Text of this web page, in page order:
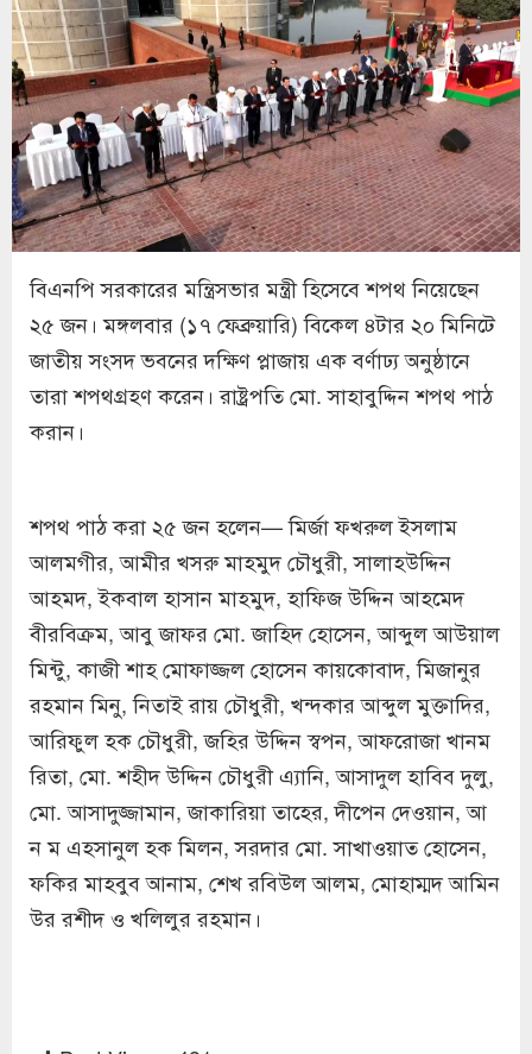
বিএনপি সরকারের মন্ত্রিসভার মন্ত্রী হিসেবে শপথ নিয়েছেন
২৫ জন। মঙ্গলবার (১৭ ফেব্রুয়ারি) বিকেল ৪টার ২০ মিনিটে
জাতীয় সংসদ ভবনের দক্ষিণ প্লাজায় এক বর্ণাঢ্য অনুষ্ঠানে
তারা শপথগ্রহণ করেন। রাষ্ট্রপতি মো. সাহাবুদ্দিন শপথ পাঠ
করান।
শপথ পাঠ করা ২৫ জন হলেন— মির্জা ফখরুল ইসলাম
আলমগীর, আমীর খসরু মাহমুদ চৌধুরী, সালাহউদ্দিন
আহমদ, ইকবাল হাসান মাহমুদ, হাফিজ উদ্দিন আহমেদ
বীরবিক্রম, আবু জাফর মো. জাহিদ হোসেন, আব্দুল আউয়াল
মিন্টু, কাজী শাহ মোফাজ্জল হোসেন কায়কোবাদ, মিজানুর
রহমান মিনু, নিতাই রায় চৌধুরী, খন্দকার আব্দুল মুক্তাদির,
আরিফুল হক চৌধুরী, জহির উদ্দিন স্বপন, আফরোজা খানম
রিতা, মো. শহীদ উদ্দিন চৌধুরী এ্যানি, আসাদুল হাবিব দুলু,
মো. আসাদুজ্জামান, জাকারিয়া তাহের, দীপেন দেওয়ান, আ
ন ম এহসানুল হক মিলন, সরদার মো. সাখাওয়াত হোসেন,
ফকির মাহবুব আনাম, শেখ রবিউল আলম, মোহাম্মদ আমিন
উর রশীদ ও খলিলুর রহমান।